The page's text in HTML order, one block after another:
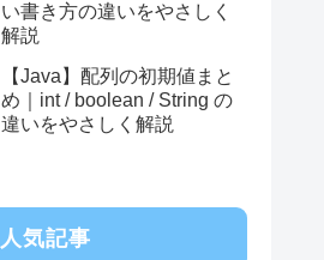
い書き方の違いをやさしく
解説
【Java】配列の初期値まと
め｜int / boolean / String の
違いをやさしく解説
人気記事